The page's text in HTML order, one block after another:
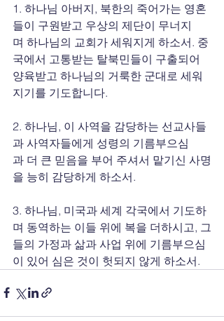
1. 하나님 아버지, 북한의 죽어가는 영혼
들이 구원받고 우상의 제단이 무너지
며 하나님의 교회가 세워지게 하소서. 중
국에서 고통받는 탈북민들이 구출되어
양육받고 하나님의 거룩한 군대로 세워
지기를 기도합니다.
2. 하나님, 이 사역을 감당하는 선교사들
과 사역자들에게 성령의 기름부으심
과 더 큰 믿음을 부어 주셔서 맡기신 사명
을 능히 감당하게 하소서.
3. 하나님, 미국과 세계 각국에서 기도하
며 동역하는 이들 위에 복을 더하시고, 그
들의 가정과 삶과 사업 위에 기름부으심
이 있어 심은 것이 헛되지 않게 하소서.